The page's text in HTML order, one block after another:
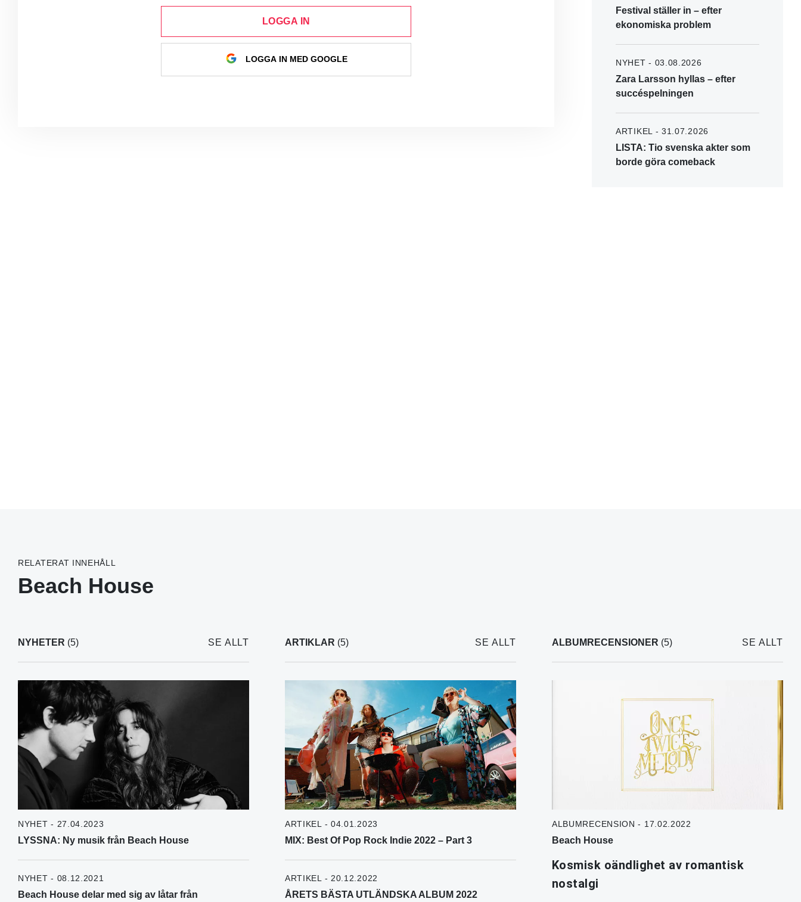
LOGGA IN
LOGGA IN MED GOOGLE
Festival ställer in – efter
ekonomiska problem
NYHET - 03.08.2026
Zara Larsson hyllas – efter
succéspelningen
ARTIKEL - 31.07.2026
LISTA: Tio svenska akter som
borde göra comeback
RELATERAT INNEHÅLL
Beach House
NYHETER (5) SE ALLT
NYHET - 27.04.2023
LYSSNA: Ny musik från Beach House
NYHET - 08.12.2021
Beach House delar med sig av låtar från
ARTIKLAR (5) SE ALLT
ARTIKEL - 04.01.2023
MIX: Best Of Pop Rock Indie 2022 – Part 3
ARTIKEL - 20.12.2022
ÅRETS BÄSTA UTLÄNDSKA ALBUM 2022
ALBUMRECENSIONER (5) SE ALLT
ALBUMRECENSION - 17.02.2022
Beach House
Kosmisk oändlighet av romantisk
nostalgi